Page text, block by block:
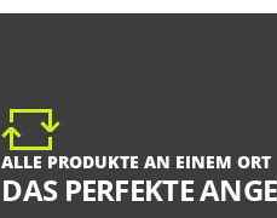
ALLE PRODUKTE AN EINEM ORT
DAS PERFEKTE